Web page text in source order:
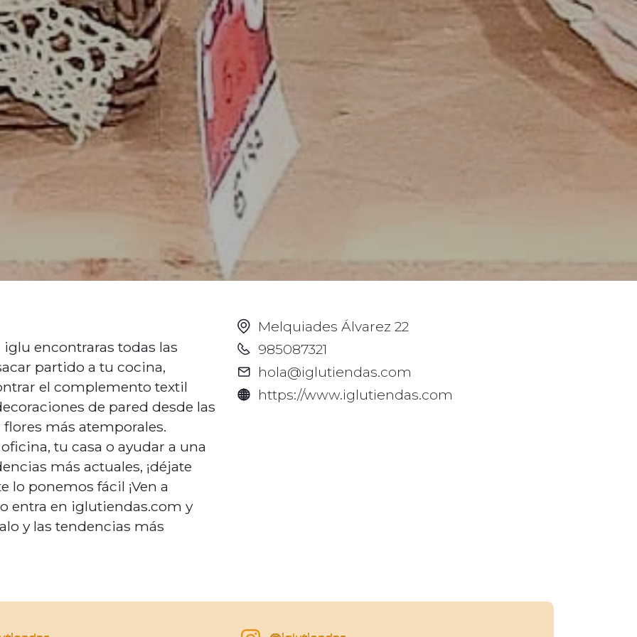
iglu encontraras todas las
partido a tu cocina,
el complemento textil
de pared desde las
más atemporales.
tu casa o ayudar a una
más actuales, ¡déjate
lo ponemos fácil ¡Ven a
entra en iglutiendas.com y
y las tendencias más
Melquiades Álvarez 22
985087321
hola@iglutiendas.com
https://www.iglutiendas.com